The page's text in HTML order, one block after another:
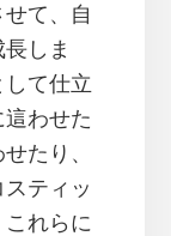
せて、自
しま
て仕立
わせた
たり、
ティッ
これらに